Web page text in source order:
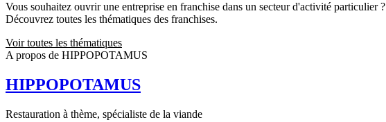
Vous souhaitez ouvrir une entreprise en franchise dans un secteur d'activité particulier ?
Découvrez toutes les thématiques des franchises.
Voir toutes les thématiques
A propos de HIPPOPOTAMUS
HIPPOPOTAMUS
Restauration à thème, spécialiste de la viande